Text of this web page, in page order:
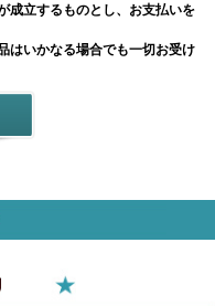
成立するものとし、お支払いを
はいかなる場合でも一切お受け